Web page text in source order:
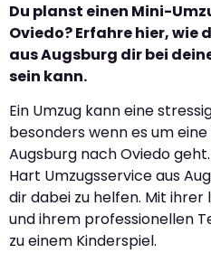
Du planst einen Mini-
Oviedo? Erfahre hier, wie
aus Augsburg dir bei
sein kann.
Ein Umzug kann eine
besonders wenn es um
Augsburg nach Oviedo
Hart Umzugsservice aus
dir dabei zu helfen. Mit
und ihrem professionellen
zu einem Kinderspiel.